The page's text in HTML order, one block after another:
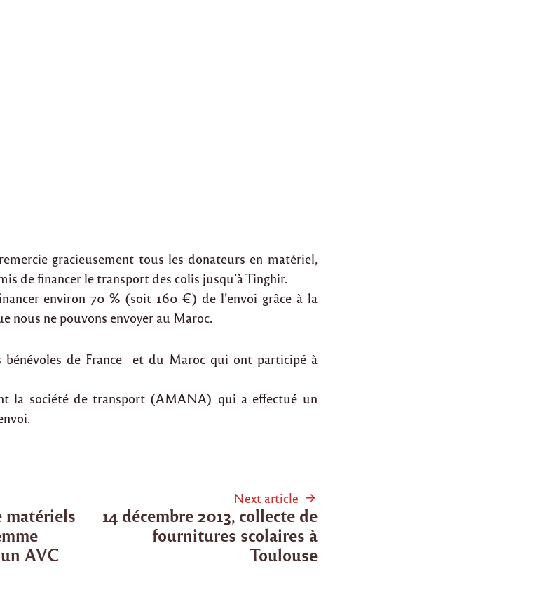
gracieusement tous les donateurs en matériel,
de financer le transport des colis jusqu’à Tinghir.
environ 70 % (soit 160 €) de l’envoi grâce à la
nous ne pouvons envoyer au Maroc.
bénévoles de France et du Maroc qui ont participé à
la société de transport (AMANA) qui a effectué un
matériels
AVC
Next article
14 décembre 2013, collecte de
fournitures scolaires à
Toulouse